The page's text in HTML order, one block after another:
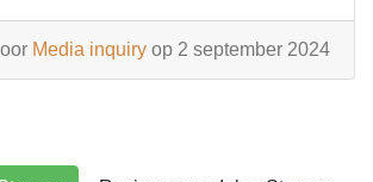
Media inquiry op 2 september 2024